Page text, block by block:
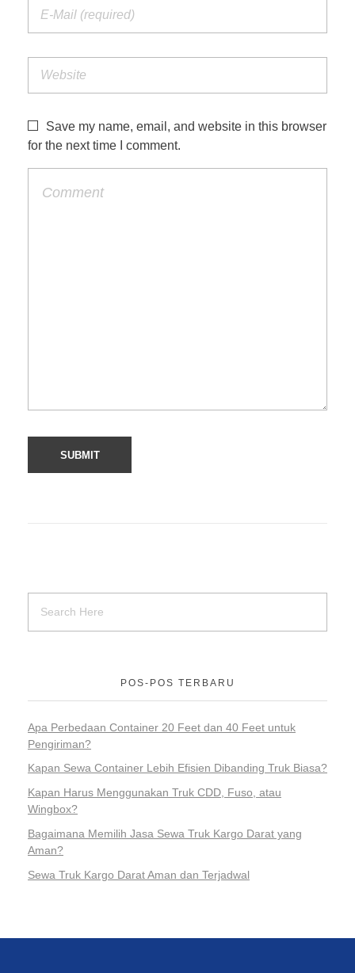
Save my name, email, and website in this browser
for the next time I comment.
POS-POS TERBARU
Apa Perbedaan Container 20 Feet dan 40 Feet untuk
Pengiriman?
Kapan Sewa Container Lebih Efisien Dibanding Truk Biasa?
Kapan Harus Menggunakan Truk CDD, Fuso, atau
Wingbox?
Bagaimana Memilih Jasa Sewa Truk Kargo Darat yang
Aman?
Sewa Truk Kargo Darat Aman dan Terjadwal